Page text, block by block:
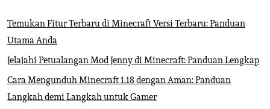
Temukan Fitur Terbaru di Minecraft Versi Terbaru: Panduan
Utama Anda
Jelajahi Petualangan Mod Jenny di Minecraft: Panduan Lengkap
Cara Mengunduh Minecraft 1.18 dengan Aman: Panduan
Langkah demi Langkah untuk Gamer